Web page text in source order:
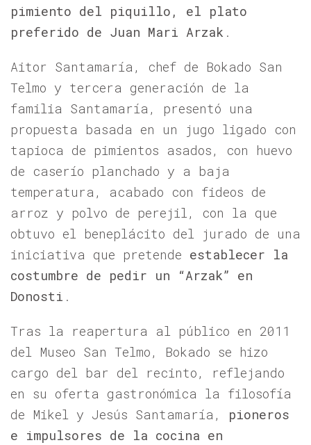
pimiento del piquillo, el plato
preferido de Juan Mari Arzak .
Aitor Santamaría, chef de Bokado San
Telmo y tercera generación de la
familia Santamaría, presentó una
propuesta basada en un jugo ligado con
tapioca de pimientos asados, con huevo
de caserío planchado y a baja
temperatura, acabado con fideos de
arroz y polvo de perejil, con la que
obtuvo el beneplácito del jurado de una
iniciativa que pretende establecer la
costumbre de pedir un “Arzak” en
Donosti .
Tras la reapertura al público en 2011
del Museo San Telmo, Bokado se hizo
cargo del bar del recinto, reflejando
en su oferta gastronómica la filosofía
de Mikel y Jesús Santamaría, pioneros
e impulsores de la cocina en